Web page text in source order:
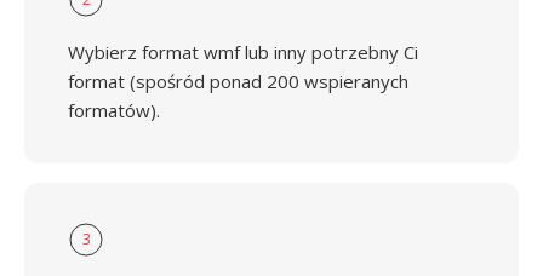
Wybierz format wmf lub inny potrzebny Ci
format (spośród ponad 200 wspieranych
formatów).
3